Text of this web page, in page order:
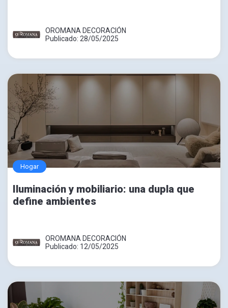
OROMANA DECORACIÓN
Publicado: 28/05/2025
Hogar
Iluminación y mobiliario: una dupla que
define ambientes
OROMANA DECORACIÓN
Publicado: 12/05/2025